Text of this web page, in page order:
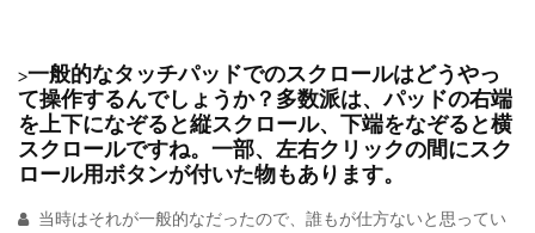
>一般的なタッチパッドでのスクロールはどうやっ
て操作するんでしょうか？多数派は、パッドの右端
を上下になぞると縦スクロール、下端をなぞると横
スクロールですね。一部、左右クリックの間にスク
ロール用ボタンが付いた物もあります。
当時はそれが一般的なだったので、誰もが仕方ないと思ってい